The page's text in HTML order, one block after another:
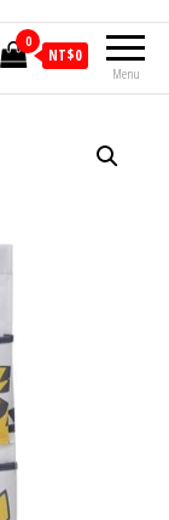
Menu
0
NT$0